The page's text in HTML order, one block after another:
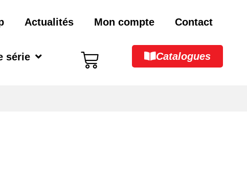
Actualités Mon compte Contact
série Catalogues